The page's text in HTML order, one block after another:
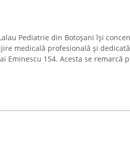
Pediatrie din Botoșani își
medicală profesională și
Eminescu 154. Acesta se remarcă